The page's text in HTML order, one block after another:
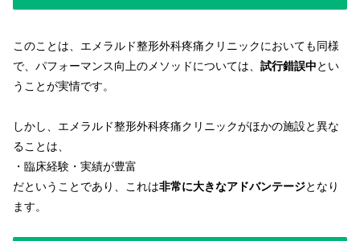
このことは、エメラルド整形外科疼痛クリニックにおいても同様
で、パフォーマンス向上のメソッドについては、 試行錯誤中とい
うことが実情です。
しかし、エメラルド整形外科疼痛クリニックがほかの施設と異な
ることは、
・臨床経験・実績が豊富
だということであり、これは非常に大きなアドバンテージとなり
ます。